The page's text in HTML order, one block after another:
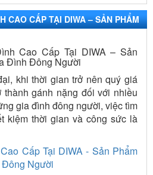
CAO CẤP TẠI DIWA – SẢN PHẨM
Cao Cấp Tại DIWA – Sản
Đình Đông Người
khi thời gian trở nên quý giá
gánh nặng đối với nhiều
gia đình đông người, việc tìm
kiệm thời gian và công sức là